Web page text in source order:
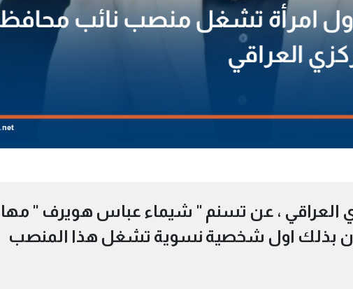
العراقي ، عن تسنم " شيماء عباس هويرف "
بذلك اول شخصية نسوية تشغل هذا المنصب